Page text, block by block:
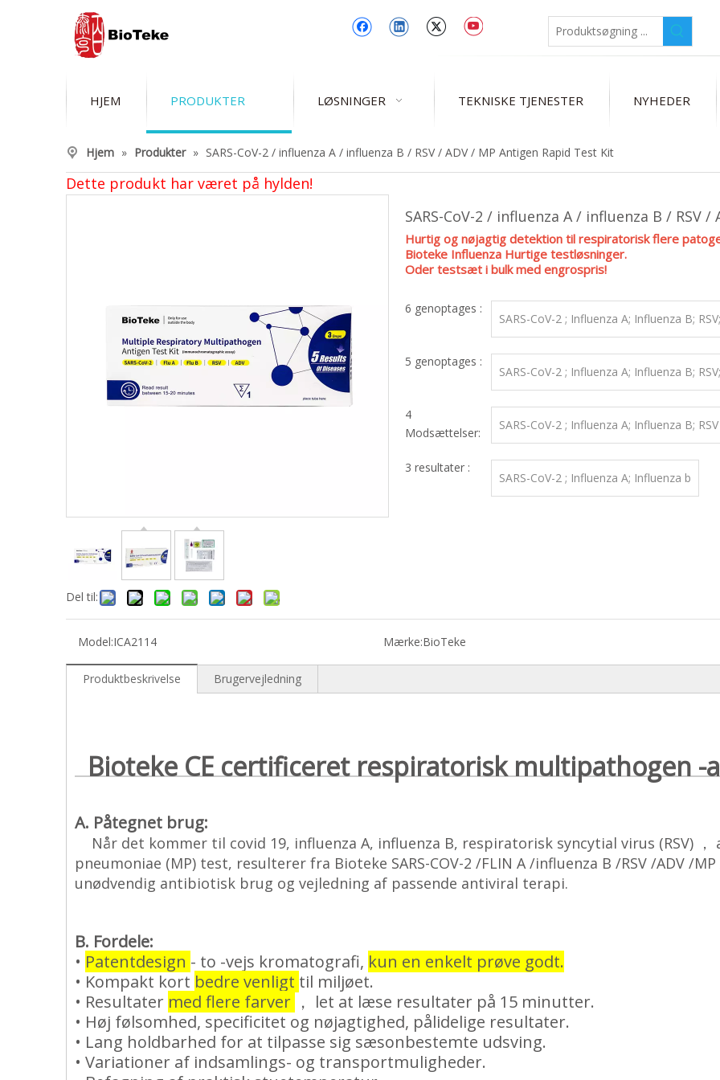
HJEM PRODUKTER LØSNINGER TEKNISKE TJENESTER NYHEDER
Hjem » Produkter » SARS-CoV-2 / influenza A / influenza B / RSV / ADV / MP Antigen Rapid Test Kit
Dette produkt har været på hylden!
Del til:
SARS-CoV-2 / influenza A / influenza B / RSV
Hurtig og nøjagtig detektion til respiratorisk flere
Bioteke Influenza Hurtige testløsninger.
Oder testsæt i bulk med engrospris!
6 genoptages :
SARS-CoV-2 ; Influenza A; Influenza B;
5 genoptages :
SARS-CoV-2 ; Influenza A; Influenza B;
4
Modsættelser:
SARS-CoV-2 ; Influenza A; Influenza B; RSV
3 resultater :
SARS-CoV-2 ; Influenza A; Influenza b
Model:ICA2114 Mærke:BioTeke
Produktbeskrivelse Brugervejledning
Bioteke CE certificeret respiratorisk multipathogen
A. Påtegnet brug:
Når det kommer til covid 19, influenza A, influenza B, respiratorisk syncytial virus (RSV) ，
pneumoniae (MP) test, resulterer fra Bioteke SARS-COV-2 /FLIN A /influenza B /RSV /ADV /
unødvendig antibiotisk brug og vejledning af passende antiviral terapi.
B. Fordele:
• Patentdesign - to -vejs kromatografi, kun en enkelt prøve godt.
• Kompakt kort bedre venligt til miljøet.
• Resultater med flere farver ， let at læse resultater på 15 minutter.
• Høj følsomhed, specificitet og nøjagtighed, pålidelige resultater.
• Lang holdbarhed for at tilpasse sig sæsonbestemte udsving.
• Variationer af indsamlings- og transportmuligheder.